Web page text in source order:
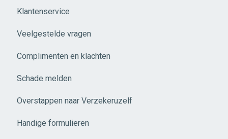
Klantenservice
Veelgestelde vragen
Complimenten en klachten
Schade melden
Overstappen naar Verzekeruzelf
Handige formulieren